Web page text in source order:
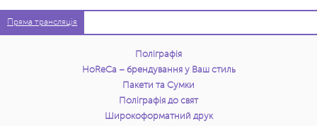
Пряма трансляція
Поліграфія
HoReCa – брендування у Ваш стиль
Пакети та Сумки
Поліграфія до свят
Широкоформатний друк